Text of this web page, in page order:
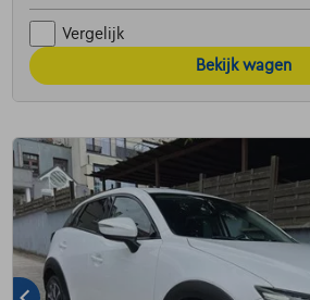
Vergelijk
Bekijk wagen